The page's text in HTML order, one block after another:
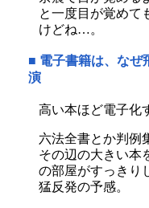
と一度目が覚めて
けどね…。
■ 電子書籍は、なぜ
演
高い本ほど電子化
六法全書とか判例
その辺の大きい本
の部屋がすっきり
猛反発の予感。